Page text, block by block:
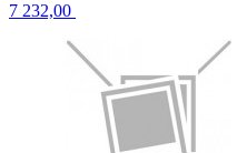
7 232,00